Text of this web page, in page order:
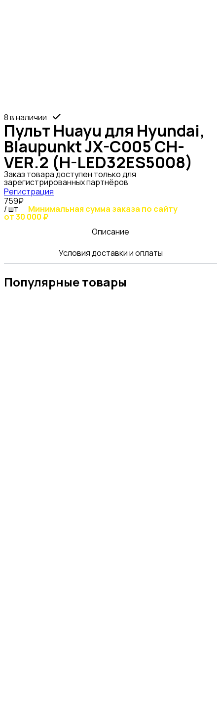
8 в наличии
Пульт Huayu для Hyundai,
Blaupunkt JX-C005 CH-
VER.2 (H-LED32ES5008)
Заказ товара доступен только для
зарегистрированных партнёров
Регистрация
759₽
/ шт Минимальная сумма заказа по сайту
от 30 000 ₽
Описание
Условия доставки и оплаты
Популярные товары